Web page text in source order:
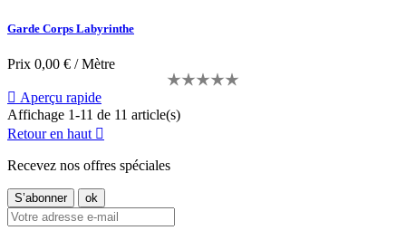
Garde Corps Labyrinthe
Prix 0,00 € / Mètre
 Aperçu rapide
Affichage 1-11 de 11 article(s)
Retour en haut 
Recevez nos offres spéciales